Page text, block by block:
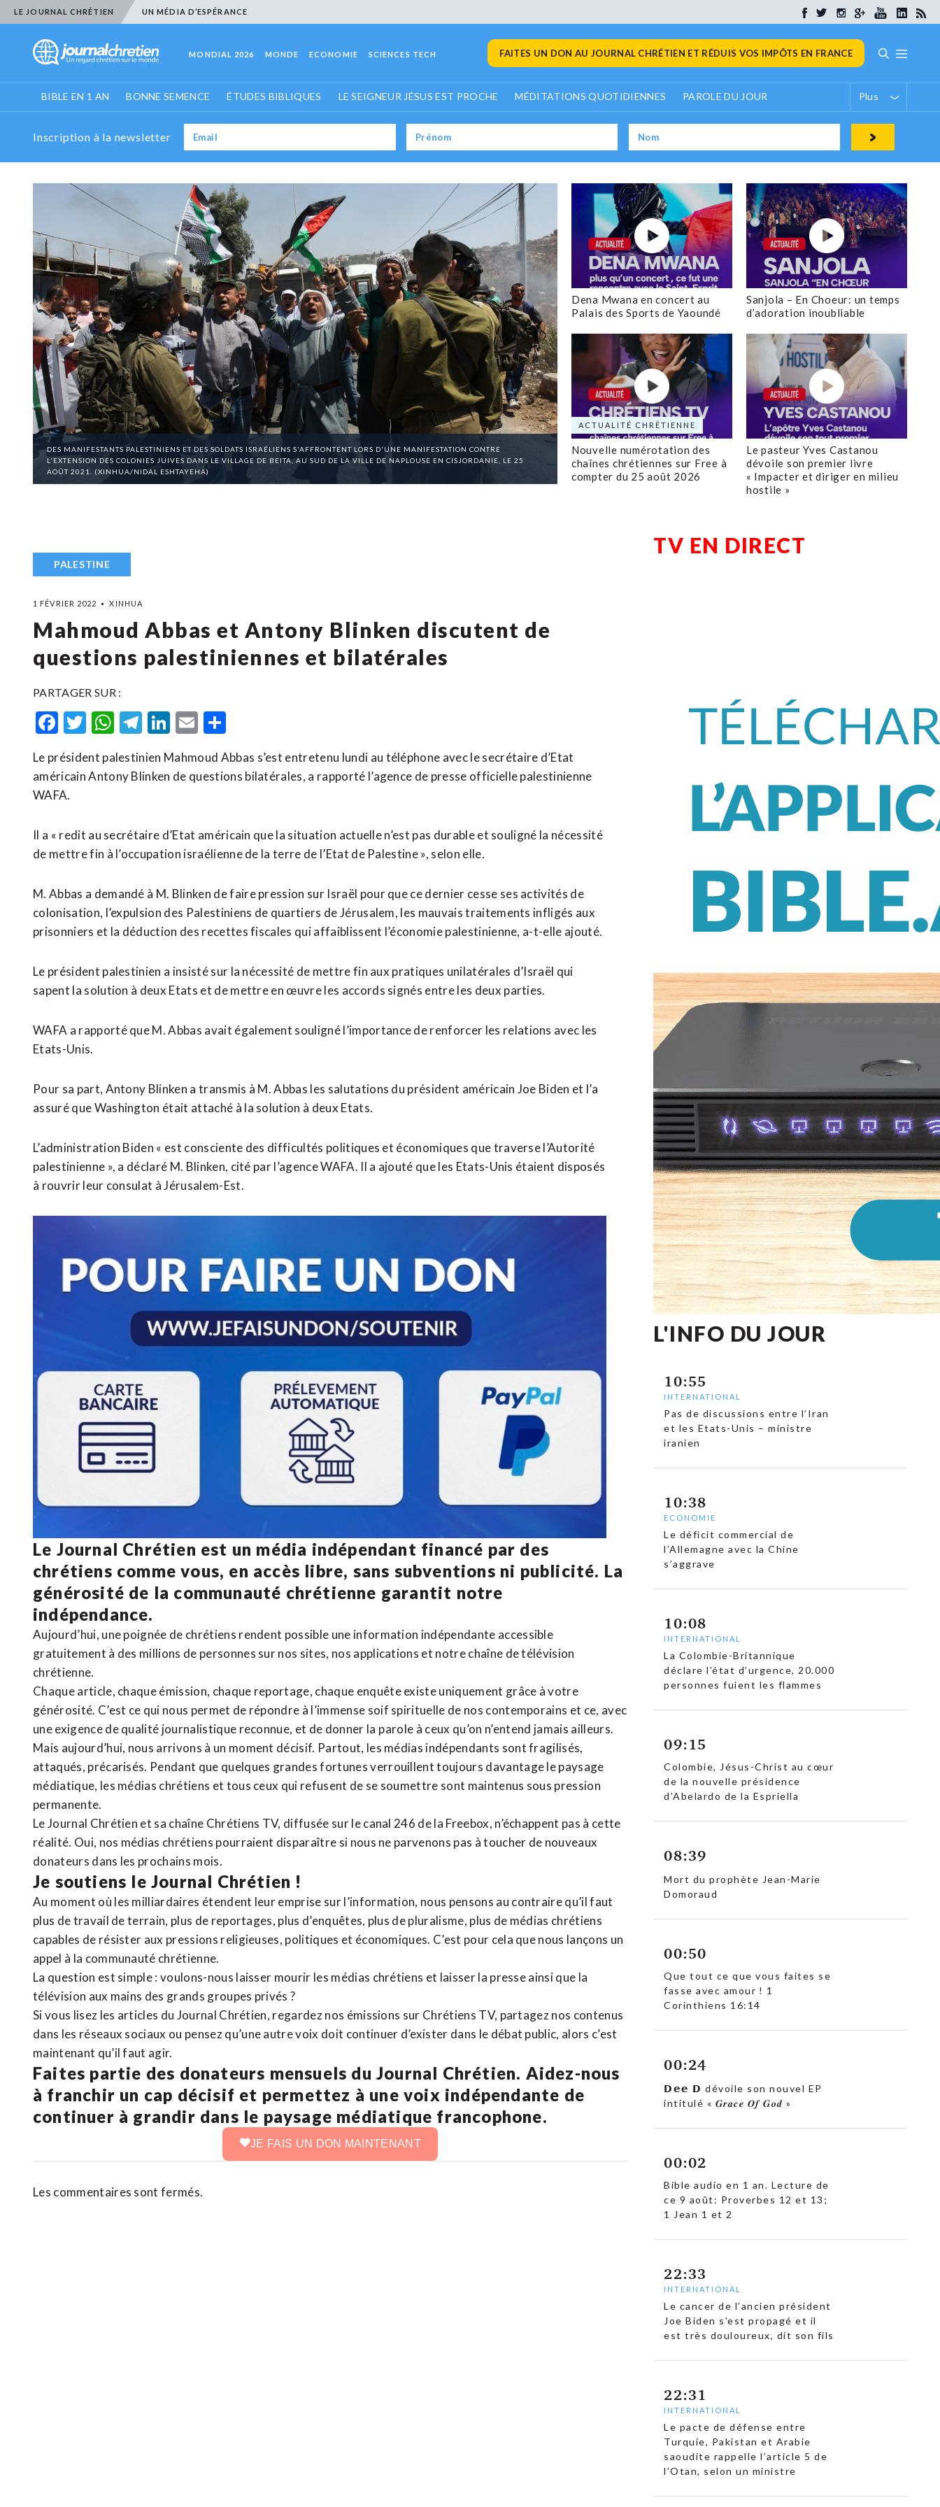
LE JOURNAL CHRÉTIEN UN MÉDIA D’ESPÉRANCE
MONDIAL 2026 MONDE ECONOMIE SCIENCES TECH FAITES UN DON AU JOURNAL CHRÉTIEN ET RÉDUIS VOS IMPÔTS EN FRANCE
BIBLE EN 1 AN BONNE SEMENCE ÉTUDES BIBLIQUES LE SEIGNEUR JÉSUS EST PROCHE MÉDITATIONS QUOTIDIENNES PAROLE DU JOUR Plus
Inscription à la newsletter
DES MANIFESTANTS PALESTINIENS ET DES SOLDATS ISRAÉLIENS S'AFFRONTENT LORS D'UNE MANIFESTATION CONTRE
L'EXTENSION DES COLONIES JUIVES DANS LE VILLAGE DE BEITA, AU SUD DE LA VILLE DE NAPLOUSE EN CISJORDANIE, LE 25
AOÛT 2021. (XINHUA/NIDAL ESHTAYEHA)
Dena Mwana en concert au
Palais des Sports de Yaoundé
Sanjola – En Choeur: un temps
d’adoration inoubliable
ACTUALITÉ CHRÉTIENNE
Nouvelle numérotation des
chaînes chrétiennes sur Free à
compter du 25 août 2026
Le pasteur Yves Castanou
dévoile son premier livre
« Impacter et diriger en milieu
hostile »
PALESTINE
1 FÉVRIER 2022 XINHUA
Mahmoud Abbas et Antony Blinken discutent de
questions palestiniennes et bilatérales
PARTAGER SUR :
Facebook
Twitter
WhatsApp
Telegram
LinkedIn
Email
Le président palestinien Mahmoud Abbas s’est entretenu lundi au téléphone avec le secrétaire d’Etat
américain Antony Blinken de questions bilatérales, a rapporté l’agence de presse officielle palestinienne
WAFA.
Il a « redit au secrétaire d’Etat américain que la situation actuelle n’est pas durable et souligné la nécessité
de mettre fin à l’occupation israélienne de la terre de l’Etat de Palestine », selon elle.
M. Abbas a demandé à M. Blinken de faire pression sur Israël pour que ce dernier cesse ses activités de
colonisation, l’expulsion des Palestiniens de quartiers de Jérusalem, les mauvais traitements infligés aux
prisonniers et la déduction des recettes fiscales qui affaiblissent l’économie palestinienne, a-t-elle ajouté.
Le président palestinien a insisté sur la nécessité de mettre fin aux pratiques unilatérales d’Israël qui
sapent la solution à deux Etats et de mettre en œuvre les accords signés entre les deux parties.
WAFA a rapporté que M. Abbas avait également souligné l’importance de renforcer les relations avec les
Etats-Unis.
Pour sa part, Antony Blinken a transmis à M. Abbas les salutations du président américain Joe Biden et l’a
assuré que Washington était attaché à la solution à deux Etats.
L’administration Biden « est consciente des difficultés politiques et économiques que traverse l’Autorité
palestinienne », a déclaré M. Blinken, cité par l’agence WAFA. Il a ajouté que les Etats-Unis étaient disposés
à rouvrir leur consulat à Jérusalem-Est.
Le Journal Chrétien est un média indépendant financé par des
chrétiens comme vous, en accès libre, sans subventions ni publicité. La
générosité de la communauté chrétienne garantit notre
indépendance.
Aujourd’hui, une poignée de chrétiens rendent possible une information indépendante accessible
gratuitement à des millions de personnes sur nos sites, nos applications et notrechaîne de télévision
chrétienne.
Chaque article, chaque émission, chaque reportage, chaque enquête existe uniquement grâce à votre
générosité. C’est ce qui nous permet de répondre à l’immense soif spirituelle de nos contemporains et ce, avec
une exigence de qualité journalistique reconnue, et de donner la parole à ceux qu’on n’entend jamais ailleurs.
Mais aujourd’hui, nous arrivons à un moment décisif. Partout, les médias indépendants sont fragilisés,
attaqués, précarisés. Pendant que quelques grandes fortunes verrouillent toujours davantage le paysage
médiatique, les médias chrétiens et tous ceux qui refusent de se soumettre sont maintenus sous pression
permanente.
Le Journal Chrétien et sa chaîne Chrétiens TV, diffusée sur le canal 246 de la Freebox, n’échappent pas à cette
réalité. Oui, nos médias chrétiens pourraient disparaître si nous ne parvenons pas à toucher de nouveaux
donateurs dans les prochains mois.
Je soutiens le Journal Chrétien !
Au moment où les milliardaires étendent leur emprise sur l’information, nous pensons au contraire qu’il faut
plus de travail de terrain, plus de reportages, plus d’enquêtes, plus de pluralisme, plus de médias chrétiens
capables de résister aux pressions religieuses, politiques et économiques. C’est pour cela que nous lançons un
appel à la communauté chrétienne.
La question est simple : voulons-nous laisser mourir les médias chrétiens et laisser la presse ainsi que la
télévision aux mains des grands groupes privés ?
Si vous lisez les articles du Journal Chrétien, regardez nos émissions sur Chrétiens TV, partagez nos contenus
dans les réseaux sociaux ou pensez qu’une autre voix doit continuer d’exister dans le débat public, alors c’est
maintenant qu’il faut agir.
Faites partie des donateurs mensuels du Journal Chrétien. Aidez-nous
à franchir un cap décisif et permettez à une voix indépendante de
continuer à grandir dans le paysage médiatique francophone.
JE FAIS UN DON MAINTENANT
Les commentaires sont fermés.
TV EN DIRECT
L'INFO DU JOUR
10:55
INTERNATIONAL
Pas de discussions entre l’Iran
et les Etats-Unis – ministre
iranien
10:38
ECONOMIE
Le déficit commercial de
l’Allemagne avec la Chine
s’aggrave
10:08
INTERNATIONAL
La Colombie-Britannique
déclare l’état d’urgence, 20.000
personnes fuient les flammes
09:15
Colombie, Jésus-Christ au cœur
de la nouvelle présidence
d’Abelardo de la Espriella
08:39
Mort du prophète Jean-Marie
Domoraud
00:50
Que tout ce que vous faites se
fasse avec amour ! 1
Corinthiens 16:14
00:24
𝗗𝗲𝗲 𝗗 dévoile son nouvel EP
intitulé « 𝑮𝒓𝒂𝒄𝒆 𝑶𝒇 𝑮𝒐𝒅 »
00:02
Bible audio en 1 an. Lecture de
ce 9 août: Proverbes 12 et 13;
1 Jean 1 et 2
22:33
INTERNATIONAL
Le cancer de l’ancien président
Joe Biden s’est propagé et il
est très douloureux, dit son fils
22:31
INTERNATIONAL
Le pacte de défense entre
Turquie, Pakistan et Arabie
saoudite rappelle l’article 5 de
l’Otan, selon un ministre